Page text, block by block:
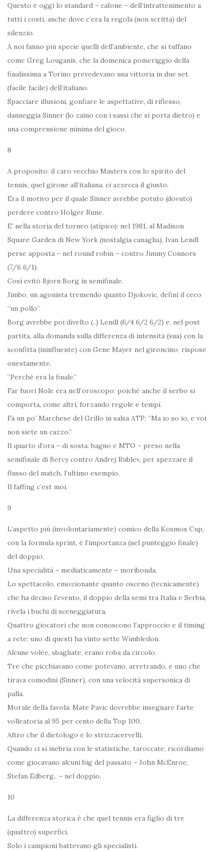
Questo è oggi lo standard – cafone – dell’intrattenimento a
tutti i costi, anche dove c’era la regola (non scritta) del
silenzio.
A noi fanno più specie quelli dell’ambiente, che si tuffano
come Greg Louganis, che la domenica pomeriggio della
finalissima a Torino prevedevano una vittoria in due set
(facile facile) dell’italiano.
Spacciare illusioni, gonfiare le aspettative, di riflesso,
danneggia Sinner (lo zaino con i sassi che si porta dietro) e
una comprensione minima del gioco.
8
A proposito: il caro vecchio Masters con lo spirito del
tennis, quel girone all’italiana, ci azzecca il giusto.
Era il motivo per il quale Sinner avrebbe potuto (dovuto)
perdere contro Holger Rune.
E’ nella storia del torneo (atipico): nel 1981, al Madison
Square Garden di New York (nostalgia canaglia), Ivan Lendl
perse apposta – nel round robin – contro Jimmy Connors
(7/6 6/1).
Così evitò Bjorn Borg in semifinale.
Jimbo, un agonista tremendo quanto Djokovic, definì il ceco
“un pollo”.
Borg avrebbe poi divelto (..) Lendl (6/4 6/2 6/2) e, nel post
partita, alla domanda sulla differenza di intensità (sua) con la
sconfitta (ininfluente) con Gene Mayer nel gironcino, rispose
onestamente.
“Perché era la finale.”
Far fuori Nole era nell’oroscopo: poiché anche il serbo si
comporta, come altri, forzando regole e tempi.
Fa un po’ Marchese del Grillo in salsa ATP: “Ma io so io, e voi
non siete un cazzo.”
Il quarto d’ora – di sosta: bagno e MTO – preso nella
semifinale di Bercy contro Andrej Rublev, per spezzare il
flusso del match, l’ultimo esempio.
Il faffing c’est moi.
9
L’aspetto più (involontariamente) comico della Kosmos Cup,
con la formula sprint, è l’importanza (nel punteggio finale)
del doppio.
Una specialità – mediaticamente – moribonda.
Lo spettacolo, emozionante quanto osceno (tecnicamente)
che ha deciso l’evento, il doppio della semi tra Italia e Serbia,
rivela i buchi di sceneggiatura.
Quattro giocatori che non conoscono l’approccio e il timing
a rete: uno di questi ha vinto sette Wimbledon.
Alcune volée, sbagliate, erano roba da circolo.
Tre che picchiavano come potevano, arretrando, e uno che
tirava comodini (Sinner), con una velocità supersonica di
palla.
Morale della favola: Mate Pavic dovrebbe insegnare l’arte
volleatoria al 95 per cento della Top 100.
Altro che il dietologo e lo strizzacervelli.
Quando ci si inebria con le statistiche, taroccate, ricordiamo
come giocavano alcuni big del passato – John McEnroe,
Stefan Edberg.. – nel doppio.
10
La differenza storica è che quel tennis era figlio di tre
(quattro) superfici.
Solo i campioni battevano gli specialisti.